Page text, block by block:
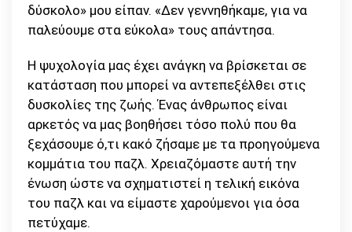
δύσκολο» μου είπαν. «Δεν γεννηθήκαμε, για να
παλεύουμε στα εύκολα» τους απάντησα.
Η ψυχολογία μας έχει ανάγκη να βρίσκεται σε
κατάσταση που μπορεί να αντεπεξέλθει στις
δυσκολίες της ζωής. Ένας άνθρωπος είναι
αρκετός να μας βοηθήσει τόσο πολύ που θα
ξεχάσουμε ό,τι κακό ζήσαμε με τα προηγούμενα
κομμάτια του παζλ. Χρειαζόμαστε αυτή την
ένωση ώστε να σχηματιστεί η τελική εικόνα
του παζλ και να είμαστε χαρούμενοι για όσα
πετύχαμε.